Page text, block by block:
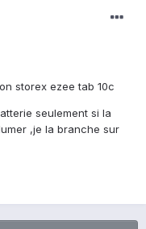
storex ezee tab 10c
seulement si la
,je la branche sur